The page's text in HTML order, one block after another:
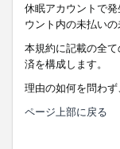
休眠アカウントで
ウント内の未払い
本規約に記載の全
済を構成します。
理由の如何を問わ
ページ上部に戻る